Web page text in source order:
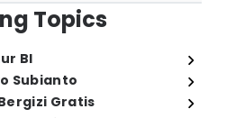
Topics
BI
Subianto
Gratis